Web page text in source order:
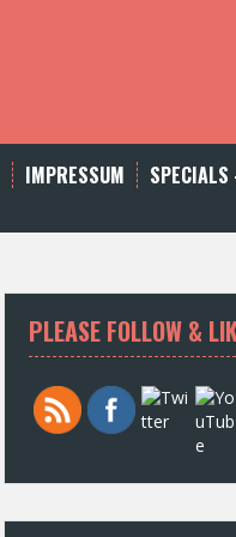
IMPRESSUM
PLEASE FOLLOW &